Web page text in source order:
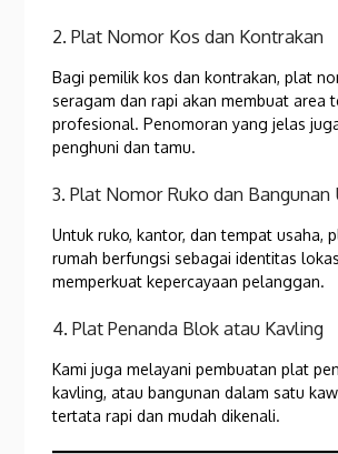
2. Plat Nomor Kos dan Kontrakan
Bagi pemilik kos dan kontrakan, plat
seragam dan rapi akan membuat area
profesional. Penomoran yang jelas
penghuni dan tamu.
3. Plat Nomor Ruko dan Bangunan
Untuk ruko, kantor, dan tempat usaha,
rumah berfungsi sebagai identitas
memperkuat kepercayaan pelanggan.
4. Plat Penanda Blok atau Kavling
Kami juga melayani pembuatan plat
kavling, atau bangunan dalam satu
tertata rapi dan mudah dikenali.